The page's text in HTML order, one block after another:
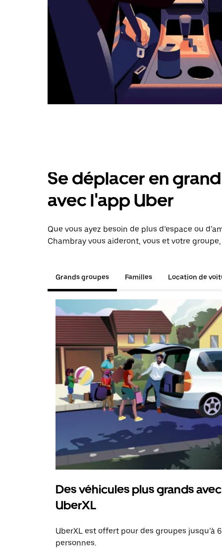
Se déplacer en
avec l'app Uber
Que vous ayez besoin de plus d’espace ou
Chambray vous aideront, vous et votre
Grands groupes Familles Location de
Des véhicules plus grands avec
UberXL
UberXL est offert pour des groupes jusqu’à 6
personnes.